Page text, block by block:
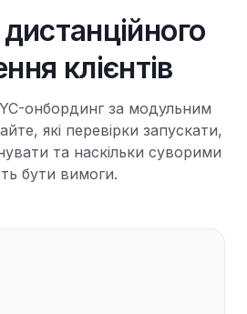
клієнтів
онбординг за модульним
які перевірки запускати,
та наскільки суворими
бути вимоги.